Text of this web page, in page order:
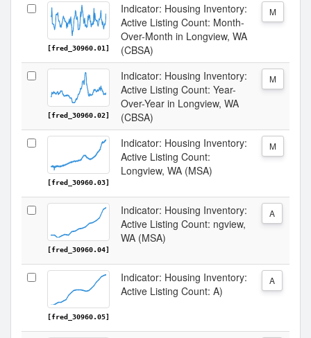
[fred_30960.01]
Indicator: Housing Inventory:
Active Listing Count: Month-
Over-Month in Longview, WA
(CBSA)
M
[fred_30960.02]
Indicator: Housing Inventory:
Active Listing Count: Year-
Over-Year in Longview, WA
(CBSA)
M
[fred_30960.03]
Indicator: Housing Inventory:
Active Listing Count:
Longview, WA (MSA)
M
[fred_30960.04]
Indicator: Housing Inventory:
Active Listing Count: ngview,
WA (MSA)
A
[fred_30960.05]
Indicator: Housing Inventory:
Active Listing Count: A)
A